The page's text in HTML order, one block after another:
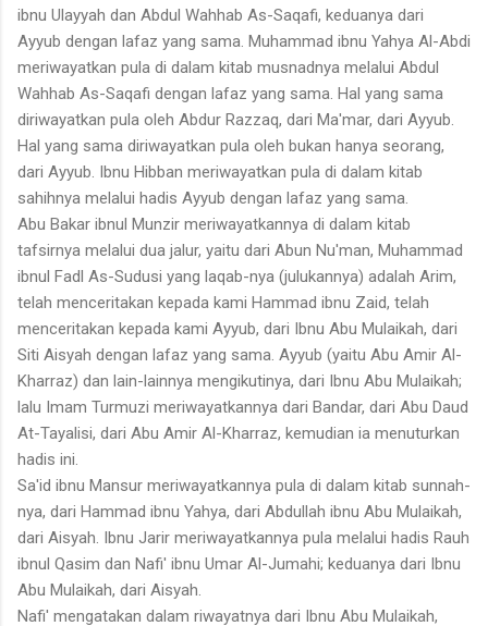
ibnu Ulayyah dan Abdul Wahhab As-Saqafi, keduanya dari
Ayyub dengan lafaz yang sama. Muhammad ibnu Yahya Al-Abdi
meriwayatkan pula di dalam kitab musnadnya melalui Abdul
Wahhab As-Saqafi dengan lafaz yang sama. Hal yang sama
diriwayatkan pula oleh Abdur Razzaq, dari Ma'mar, dari Ayyub.
Hal yang sama diriwayatkan pula oleh bukan hanya seorang,
dari Ayyub. Ibnu Hibban meriwayatkan pula di dalam kitab
sahihnya melalui hadis Ayyub dengan lafaz yang sama.
Abu Bakar ibnul Munzir meriwayatkannya di dalam kitab
tafsirnya melalui dua jalur, yaitu dari Abun Nu'man, Muhammad
ibnul Fadl As-Sudusi yang laqab-nya (julukannya) adalah Arim,
telah menceritakan kepada kami Hammad ibnu Zaid, telah
menceritakan kepada kami Ayyub, dari Ibnu Abu Mulaikah, dari
Siti Aisyah dengan lafaz yang sama. Ayyub (yaitu Abu Amir Al-
Kharraz) dan lain-lainnya mengikutinya, dari Ibnu Abu Mulaikah;
lalu Imam Turmuzi meriwayatkannya dari Bandar, dari Abu Daud
At-Tayalisi, dari Abu Amir Al-Kharraz, kemudian ia menuturkan
hadis ini.
Sa'id ibnu Mansur meriwayatkannya pula di dalam kitab sunnah-
nya, dari Hammad ibnu Yahya, dari Abdullah ibnu Abu Mulaikah,
dari Aisyah. Ibnu Jarir meriwayatkannya pula melalui hadis Rauh
ibnul Qasim dan Nafi' ibnu Umar Al-Jumahi; keduanya dari Ibnu
Abu Mulaikah, dari Aisyah.
Nafi' mengatakan dalam riwayatnya dari Ibnu Abu Mulaikah,